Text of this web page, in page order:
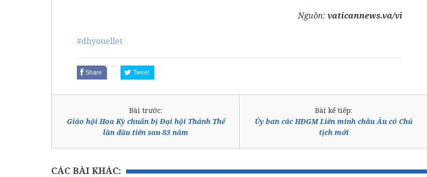
Nguồn: vaticannews.va/vi
#dhyouellet
Share Tweet
Bài trước:
Giáo hội Hoa Kỳ chuẩn bị Đại hội Thánh Thể
lần đầu tiên sau 83 năm
Bài kế tiếp:
Ủy ban các HĐGM Liên minh châu Âu có Chủ
tịch mới
CÁC BÀI KHÁC: